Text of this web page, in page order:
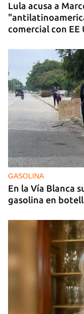
Lula acusa a
comercial con EE
GASOLINA
En la Vía Blanca
gasolina en